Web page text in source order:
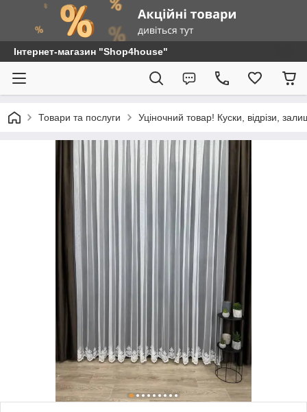
Інтернет-магазин "Shop4house"
Товари та послуги Уціночний товар! Куски, відрізи,